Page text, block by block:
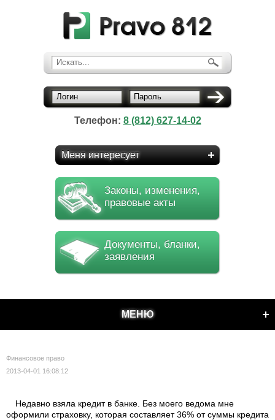
Искать...
Логин Пароль
Телефон: 8 (812) 627-14-02
Меня интересует
Законы, изменения,
правовые акты
Документы, бланки,
заявления
МЕНЮ
Финансовое право
2013-04-01 16:08:12
Недавно взяла кредит в банке. Без моего ведома мне
оформили страховку, которая составляет 36% от суммы кредита